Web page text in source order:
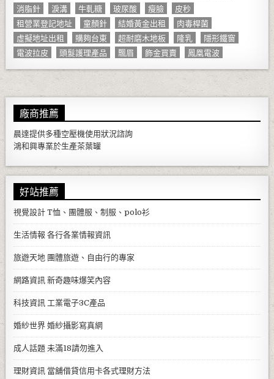
消脂針
淚溝 牛軋糖 玻尿酸 瘦臉
皮秒
租營業登記地址
童顏針 結婚黃金出租
肉毒桿菌
虛擬地址出租
購夠台東 超耐磨木地板 隆乳
隱形鐵窗
電波拉皮
頭髮護理產品 飄眉 飾金買賣 鳳凰電波
廠商推薦
晨達提供多種空壓機使用狀況諮詢
鴻和興專業於生產茶葉罐
好站推薦
視覺設計 T恤、團體服、制服、polo衫
生活情報 各行各業情報資訊
旅遊天地 團體旅遊、自由行的專家
網路資訊 新奇趣味爆笑內容
科技資訊 工業電子3C產品
婚紗世界 婚紗攝影寫真網
成人話題 未滿18請勿進入
理財資訊 當舖借貸信用卡各式理財方法